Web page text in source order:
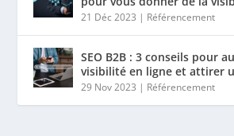
21 Déc 2023 | Référencement
SEO B2B : 3 conseils pour
visibilité en ligne et attirer
29 Nov 2023 | Référencement